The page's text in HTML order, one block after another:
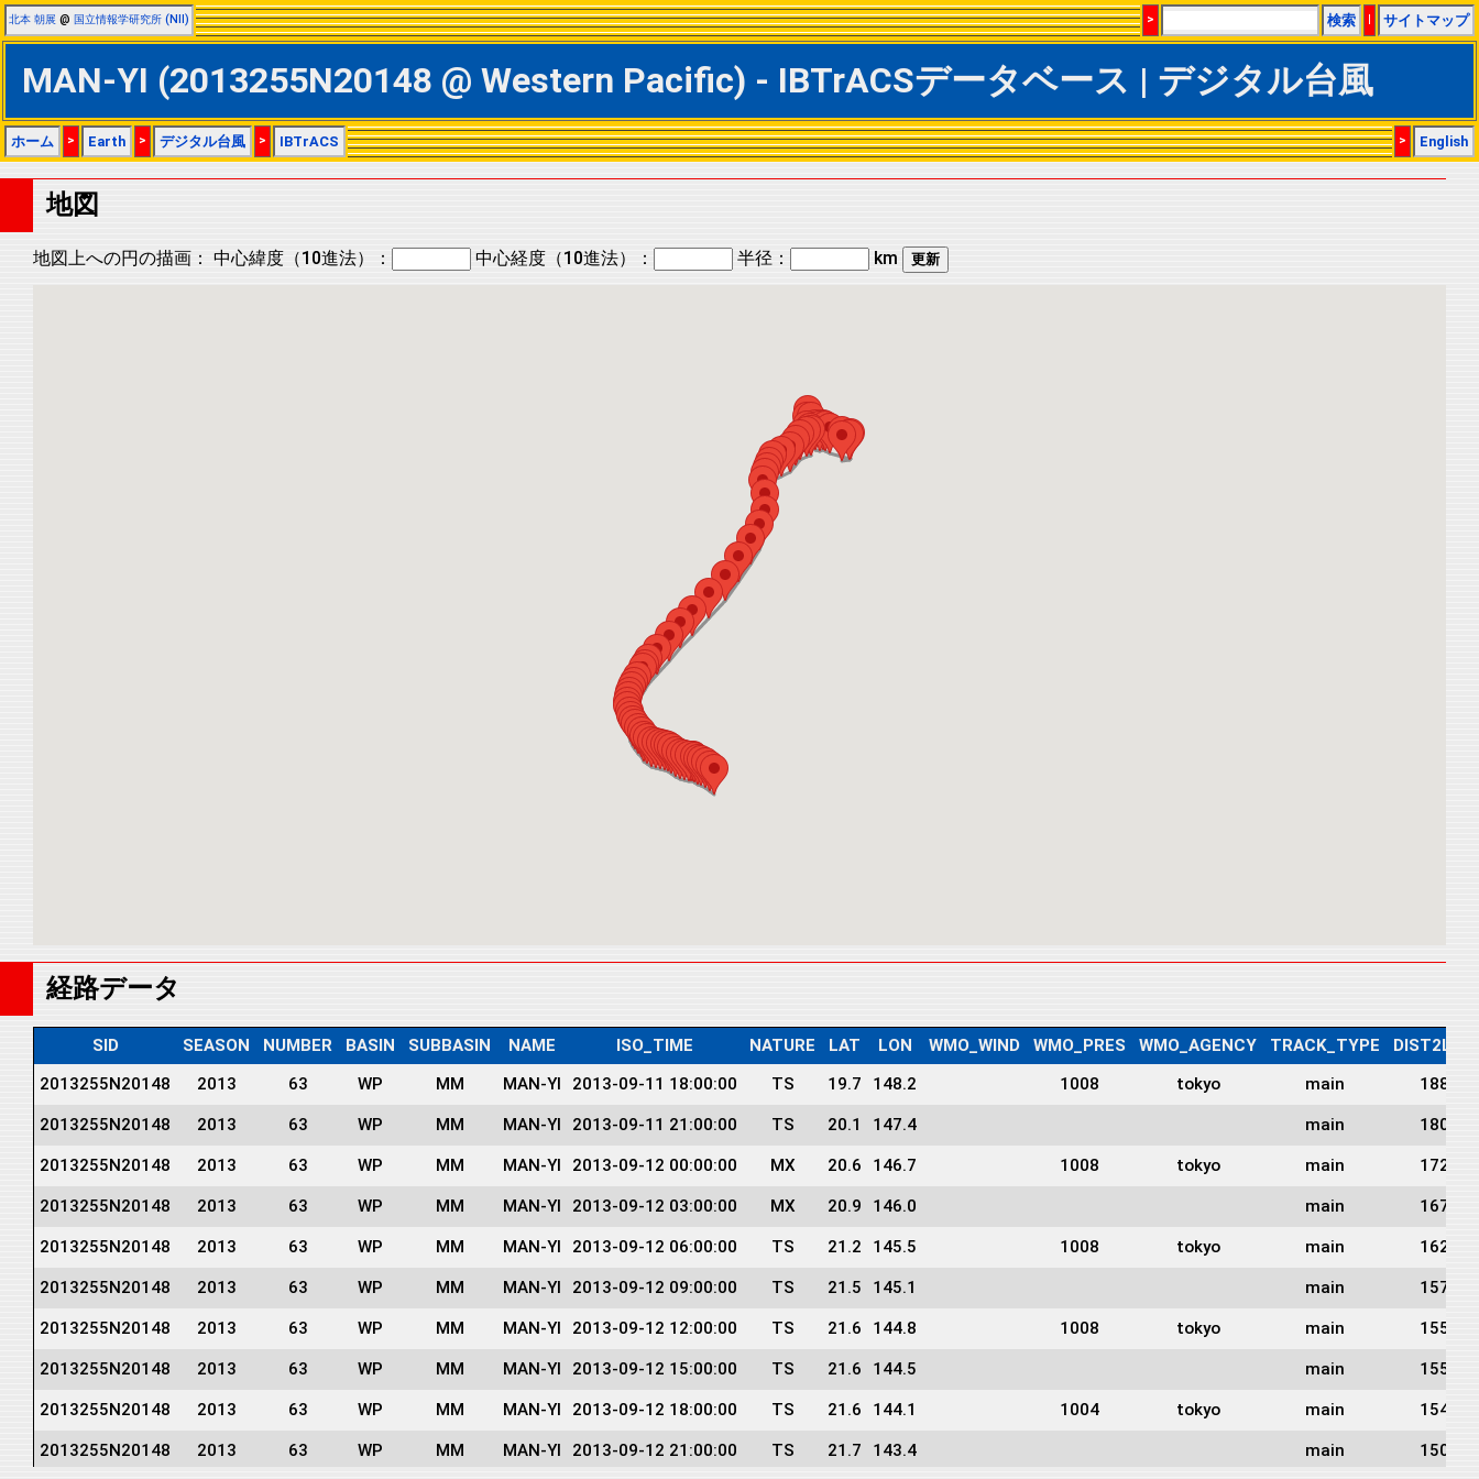
北本 朝展 @ 国立情報学研究所 (NII) > 検索 | サイトマップ
MAN-YI (2013255N20148 @ Western Pacific) - IBTrACSデータベース | デジタル台風
ホーム > Earth > デジタル台風 > IBTrACS > English
地図
地図上への円の描画： 中心緯度（10進法）： 中心経度（10進法）： 半径： km
経路データ
SID SEASON NUMBER BASIN SUBBASIN NAME ISO_TIME NATURE LAT LON WMO_WIND WMO_PRES WMO_AGENCY TRACK_TYPE
2013255N20148
2013 63 WP MM MAN-YI 2013-09-11 18:00:00 TS 19.7 148.2 1008 tokyo main 1882
2013255N20148 2013 63 WP MM MAN-YI 2013-09-11 21:00:00 TS 20.1 147.4 main 1808
2013255N20148 2013 63 WP MM MAN-YI 2013-09-12 00:00:00 MX 20.6 146.7 1008 tokyo main 1729
2013255N20148 2013 63 WP MM MAN-YI 2013-09-12 03:00:00 MX 20.9 146.0 main 1672
2013255N20148 2013 63 WP MM MAN-YI 2013-09-12 06:00:00 TS 21.2 145.5 1008 tokyo main 1624
2013255N20148 2013 63 WP MM MAN-YI 2013-09-12 09:00:00 TS 21.5 145.1 main 1579
2013255N20148 2013 63 WP MM MAN-YI 2013-09-12 12:00:00 TS 21.6 144.8 1008 tokyo main 1559
2013255N20148 2013 63 WP MM MAN-YI 2013-09-12 15:00:00 TS 21.6 144.5 main 1550
2013255N20148 2013 63 WP MM MAN-YI 2013-09-12 18:00:00 TS 21.6 144.1 1004 tokyo main 1540
2013255N20148 2013 63 WP MM MAN-YI 2013-09-12 21:00:00 TS 21.7 143.4 main 1504